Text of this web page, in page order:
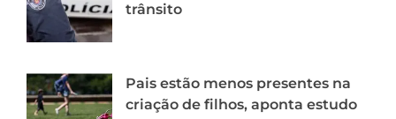
trânsito
Pais estão menos presentes na
criação de filhos, aponta estudo